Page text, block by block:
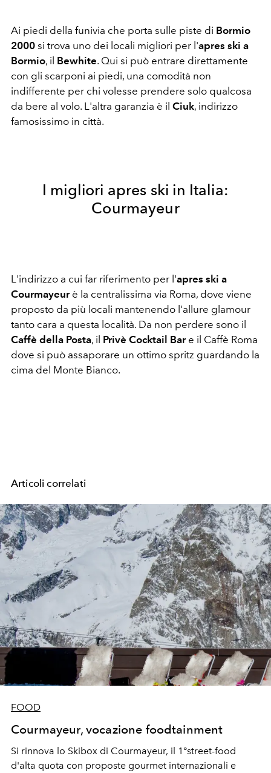
Ai piedi della funivia che porta sulle piste di Bormio
2000 si trova uno dei locali migliori per l'apres ski a
Bormio, il Bewhite. Qui si può entrare direttamente
con gli scarponi ai piedi, una comodità non
indifferente per chi volesse prendere solo qualcosa
da bere al volo. L'altra garanzia è il Ciuk, indirizzo
famosissimo in città.
I migliori apres ski in Italia:
Courmayeur
L'indirizzo a cui far riferimento per l'apres ski a
Courmayeurè la centralissima via Roma, dove viene
proposto da più locali mantenendo l'allure glamour
tanto cara a questa località. Da non perdere sono il
Caffè della Posta, il Privè Cocktail Bare il Caffè Roma
dove si può assaporare un ottimo spritz guardando la
cima del Monte Bianco.
Articoli correlati
FOOD
Courmayeur, vocazione foodtainment
Si rinnova lo Skibox di Courmayeur, il 1°street-food
d'alta quota con proposte gourmet internazionali e